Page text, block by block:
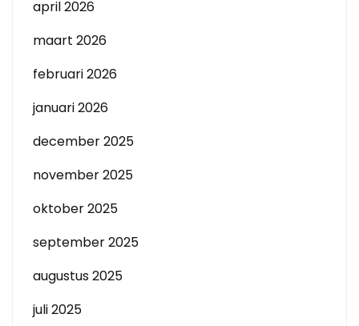
april 2026
maart 2026
februari 2026
januari 2026
december 2025
november 2025
oktober 2025
september 2025
augustus 2025
juli 2025